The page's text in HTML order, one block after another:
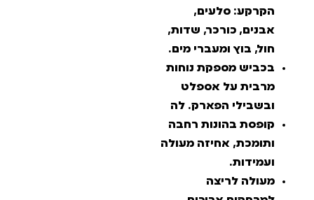
הקרקע: סלעים,
אבנים, כורכר, שדות,
חול, בוץ ומעברי מים.
בכביש מספקת נוחות
מרבית על אספלט
ובשבילי הפארק. לה
קופסת בהונות רחבה
ותומכת, אחיזה מעולה
ועמידות.
מעולה לריצה